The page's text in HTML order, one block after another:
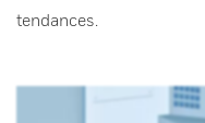
tendances.